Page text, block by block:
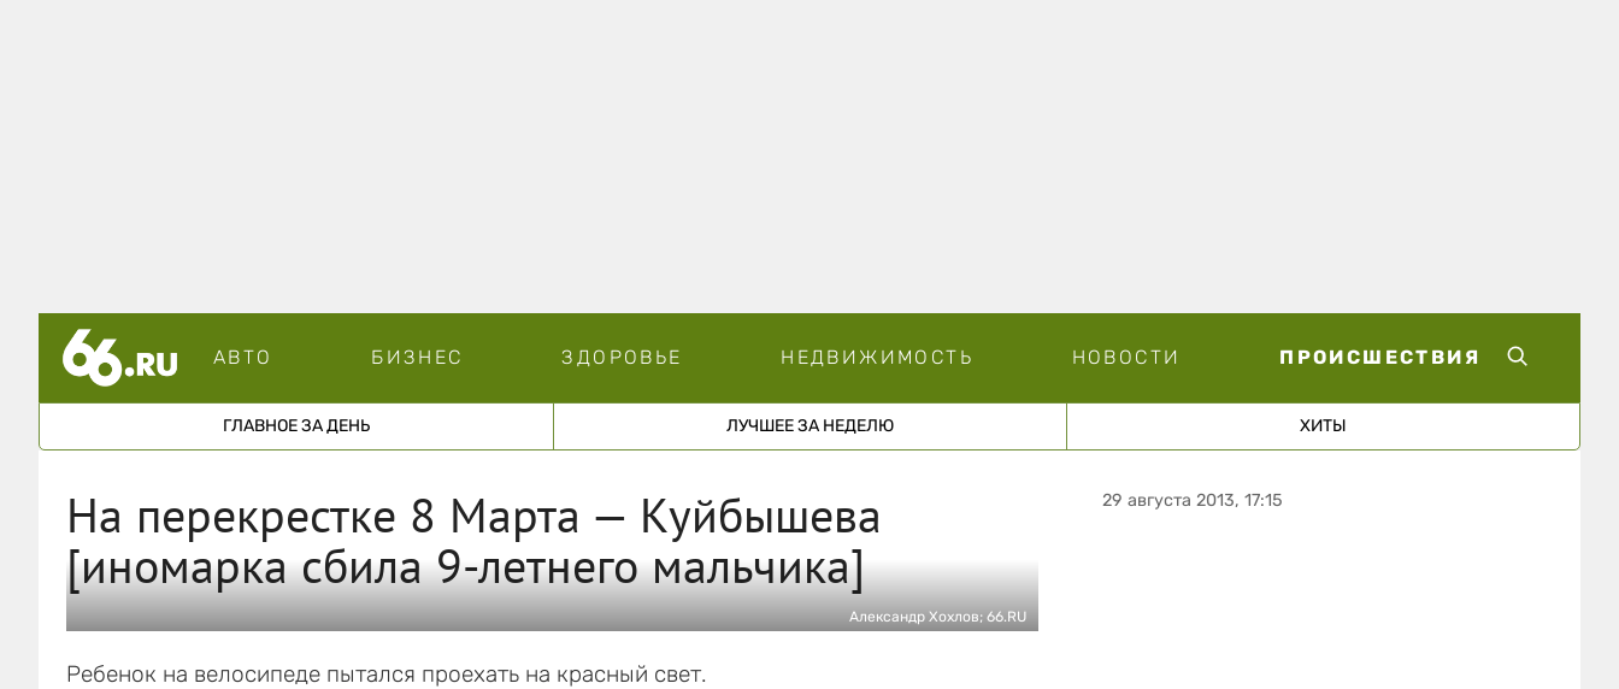
АВТО БИЗНЕС ЗДОРОВЬЕ НЕДВИЖИМОСТЬ НОВОСТИ ПРОИСШЕСТВИЯ
ГЛАВНОЕ ЗА ДЕНЬ ЛУЧШЕЕ ЗА НЕДЕЛЮ ХИТЫ
На перекрестке 8 Марта — Куйбышева
[иномарка сбила 9-летнего мальчика]
Александр Хохлов; 66.RU
Ребенок на велосипеде пытался проехать на красный свет.
29 августа 2013, 17:15